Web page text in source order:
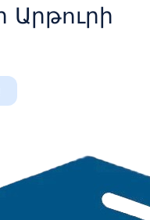
Արթուրի